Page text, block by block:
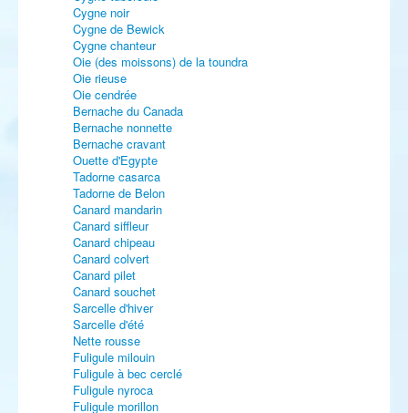
Cygne noir
Cygne de Bewick
Cygne chanteur
Oie (des moissons) de la toundra
Oie rieuse
Oie cendrée
Bernache du Canada
Bernache nonnette
Bernache cravant
Ouette d'Egypte
Tadorne casarca
Tadorne de Belon
Canard mandarin
Canard siffleur
Canard chipeau
Canard colvert
Canard pilet
Canard souchet
Sarcelle d'hiver
Sarcelle d'été
Nette rousse
Fuligule milouin
Fuligule à bec cerclé
Fuligule nyroca
Fuligule morillon